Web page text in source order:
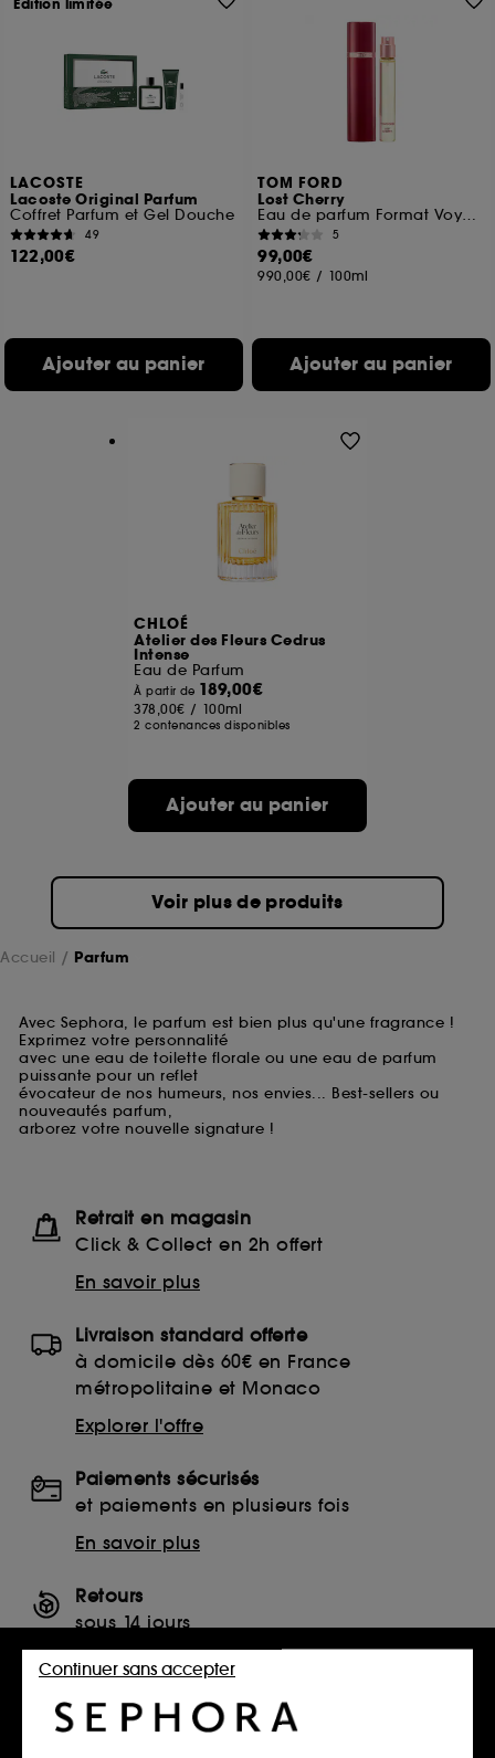
LACOSTE
Lacoste Original Parfum
Coffret Parfum et Gel Douche
49
122,00€
Ajouter au panier
Edition limitée
TOM FORD
Lost Cherry
Eau de parfum Format Voyage
5
99,00€
990,00€ / 100ml
Ajouter au panier
CHLOÉ
Atelier des Fleurs Cedrus
Intense
Eau de Parfum
À partir de 189,00€
378,00€ / 100ml
2 contenances disponibles
Ajouter au panier
Voir plus de produits
Accueil Parfum
Avec Sephora, le parfum est bien plus qu'une fragrance !
Exprimez votre personnalité
avec une eau de toilette florale ou une eau de parfum
puissante pour un reflet
évocateur de nos humeurs, nos envies... Best-sellers ou
nouveautés parfum,
arborez votre nouvelle signature !
Retrait en magasin
Click & Collect en 2h offert
En savoir plus
Livraison standard offerte
à domicile dès 60€ en France
métropolitaine et Monaco
Explorer l'offre
Paiements sécurisés
et paiements en plusieurs fois
En savoir plus
Retours
sous 14 jours
Retourner mon article
SERVICES, CONTACT ET CONDITIONS DES OFFRES
Continuer sans accepter